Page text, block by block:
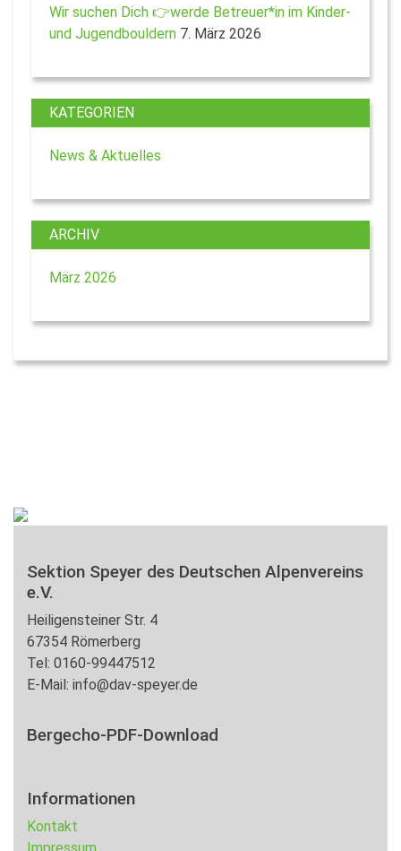
Wir suchen Dich 👉werde Betreuer*in im Kinder-
und Jugendbouldern 7. März 2026
KATEGORIEN
News & Aktuelles
ARCHIV
März 2026
Sektion Speyer des Deutschen Alpenvereins
e.V.
Heiligensteiner Str. 4
67354 Römerberg
Tel: 0160-99447512
E-Mail: info@dav-speyer.de
Bergecho-PDF-Download
Informationen
Kontakt
Impressum